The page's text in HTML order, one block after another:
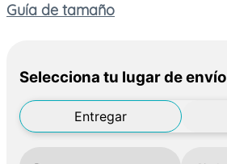
Guía de tamaño
Selecciona tu lugar de envío
Entregar